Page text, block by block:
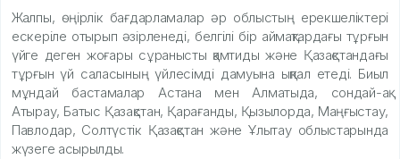
Жалпы, өңірлік бағдарламалар әр облыстың ерекшеліктері
ескеріле отырып әзірленеді, белгілі бір аймақтардағы тұрғын
үйге деген жоғары сұранысты қамтиды және Қазақстандағы
тұрғын үй саласының үйлесімді дамуына ықпал етеді. Биыл
мұндай бастамалар Астана мен Алматыда, сондай-ақ
Атырау, Батыс Қазақстан, Қарағанды, Қызылорда, Маңғыстау,
Павлодар, Солтүстік Қазақстан және Ұлытау облыстарында
жүзеге асырылды.